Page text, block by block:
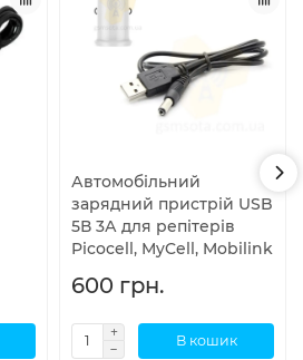
Автомобільний
зарядний пристрій USB
5В 3А для репітерів
Picocell, MyCell, Mobilink
600 грн.
В кошик